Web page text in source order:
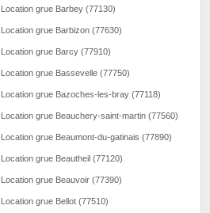
Location grue Barbey (77130)
Location grue Barbizon (77630)
Location grue Barcy (77910)
Location grue Bassevelle (77750)
Location grue Bazoches-les-bray (77118)
Location grue Beauchery-saint-martin (77560)
Location grue Beaumont-du-gatinais (77890)
Location grue Beautheil (77120)
Location grue Beauvoir (77390)
Location grue Bellot (77510)